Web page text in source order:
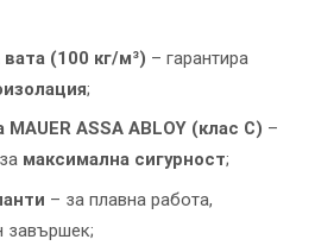
(100 кг/м³) – гарантира
;
ASSA ABLOY (клас C) –
максимална сигурност;
– за плавна работа,
завършек;